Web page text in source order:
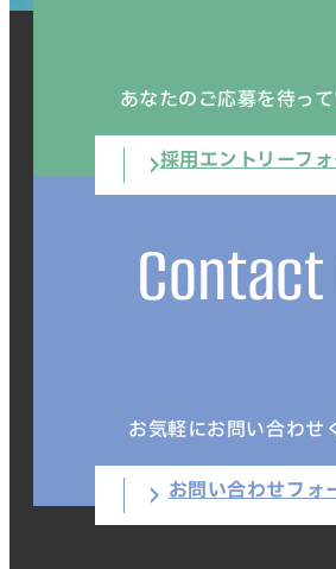
あなたのご応募を待って
採用エントリーフ
お気軽にお問い合わせ
お問い合わせフォ